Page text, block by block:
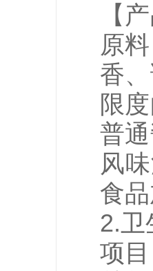
【
原
香
限
普
风
食
2.卫
项